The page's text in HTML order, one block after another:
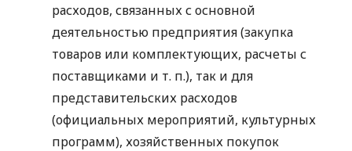
расходов, связанных с основной
деятельностью предприятия (закупка
товаров или комплектующих, расчеты с
поставщиками и т. п.), так и для
представительских расходов
(официальных мероприятий, культурных
программ), хозяйственных покупок